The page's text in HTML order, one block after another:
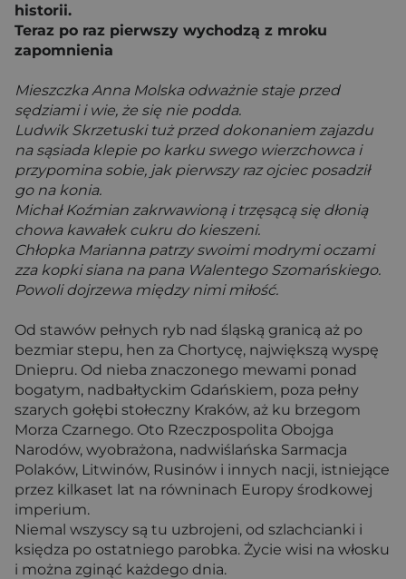
historii.
Teraz po raz pierwszy wychodzą z mroku
zapomnienia
Mieszczka Anna Molska odważnie staje przed
sędziami i wie, że się nie podda.
Ludwik Skrzetuski tuż przed dokonaniem zajazdu
na sąsiada klepie po karku swego wierzchowca i
przypomina sobie, jak pierwszy raz ojciec posadził
go na konia.
Michał Koźmian zakrwawioną i trzęsącą się dłonią
chowa kawałek cukru do kieszeni.
Chłopka Marianna patrzy swoimi modrymi oczami
zza kopki siana na pana Walentego Szomańskiego.
Powoli dojrzewa między nimi miłość.
Od stawów pełnych ryb nad śląską granicą aż po
bezmiar stepu, hen za Chortycę, największą wyspę
Dniepru. Od nieba znaczonego mewami ponad
bogatym, nadbałtyckim Gdańskiem, poza pełny
szarych gołębi stołeczny Kraków, aż ku brzegom
Morza Czarnego. Oto Rzeczpospolita Obojga
Narodów, wyobrażona, nadwiślańska Sarmacja
Polaków, Litwinów, Rusinów i innych nacji, istniejące
przez kilkaset lat na równinach Europy środkowej
imperium.
Niemal wszyscy są tu uzbrojeni, od szlachcianki i
księdza po ostatniego parobka. Życie wisi na włosku
i można zginąć każdego dnia.